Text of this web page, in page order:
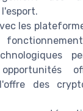
les
des